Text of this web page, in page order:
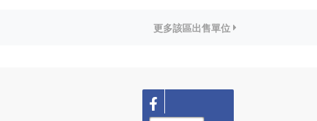
更多該區出售單位